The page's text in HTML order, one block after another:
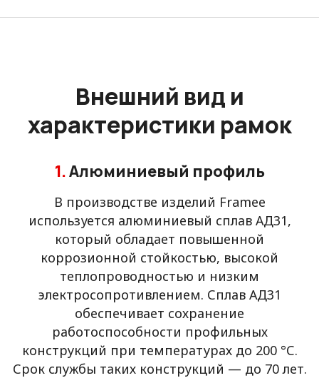
Внешний вид и
характеристики рамок
1.Алюминиевый профиль
В производстве изделий Framee
используется алюминиевый сплав АД31,
который обладает повышенной
коррозионной стойкостью, высокой
теплопроводностью и низким
электросопротивлением. Сплав АД31
обеспечивает сохранение
работоспособности профильных
конструкций при температурах до 200 °С.
Срок службы таких конструкций — до 70 лет.